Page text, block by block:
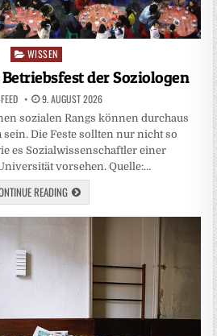
Posted
in
WISSEN
der Soziologen
9. AUGUST 2026
sozialen Rangs können durchaus
Die Feste sollten nur nicht so
es Sozialwissenschaftler einer
vorsehen. Quelle:…
READING